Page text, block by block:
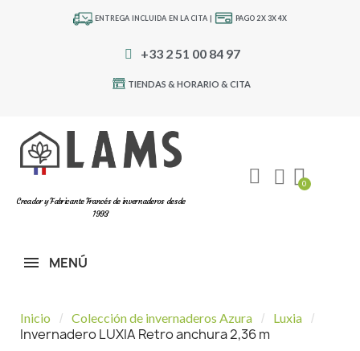
ENTREGA INCLUIDA EN LA CITA | PAGO 2X 3X 4X
+33 2 51 00 84 97
TIENDAS & HORARIO & CITA
Creador y Fabricante Francés de invernaderos desde
1993
MENÚ
Inicio Colección de invernaderos Azura Luxia
Invernadero LUXIA Retro anchura 2,36 m